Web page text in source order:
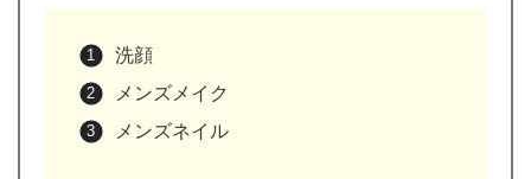
洗顔
メンズメイク
メンズネイル